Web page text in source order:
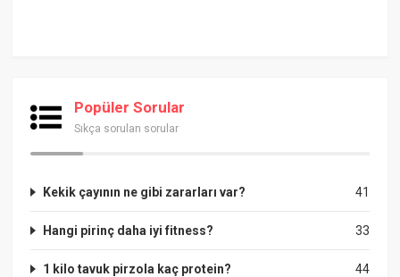
Popüler Sorular
Sıkça sorulan sorular
41
Kekik çayının ne gibi zararları var?
33
Hangi pirinç daha iyi fitness?
44
1 kilo tavuk pirzola kaç protein?